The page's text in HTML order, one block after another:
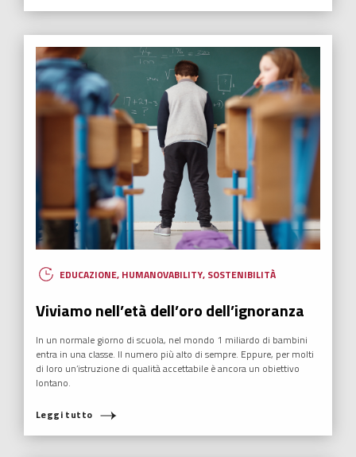
EDUCAZIONE, HUMANOVABILITY, SOSTENIBILITÀ
Viviamo nell’età dell’oro dell’ignoranza
In un normale giorno di scuola, nel mondo 1 miliardo di bambini
entra in una classe. Il numero più alto di sempre. Eppure, per molti
di loro un’istruzione di qualità accettabile è ancora un obiettivo
lontano.
Leggi tuttoCOSA STAI CERCANDO?